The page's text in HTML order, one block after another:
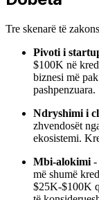
Tre skenarë të
Pivoti i
$100K në
biznesi më
pashpenzuara.
Ndryshimi i
zhvendosët
ekosistemi.
Mbi-alokimi -
më shumë
$25K-$100K